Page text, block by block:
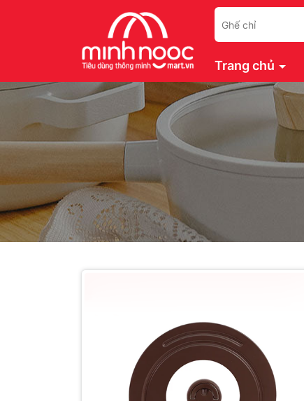
Trang chủ